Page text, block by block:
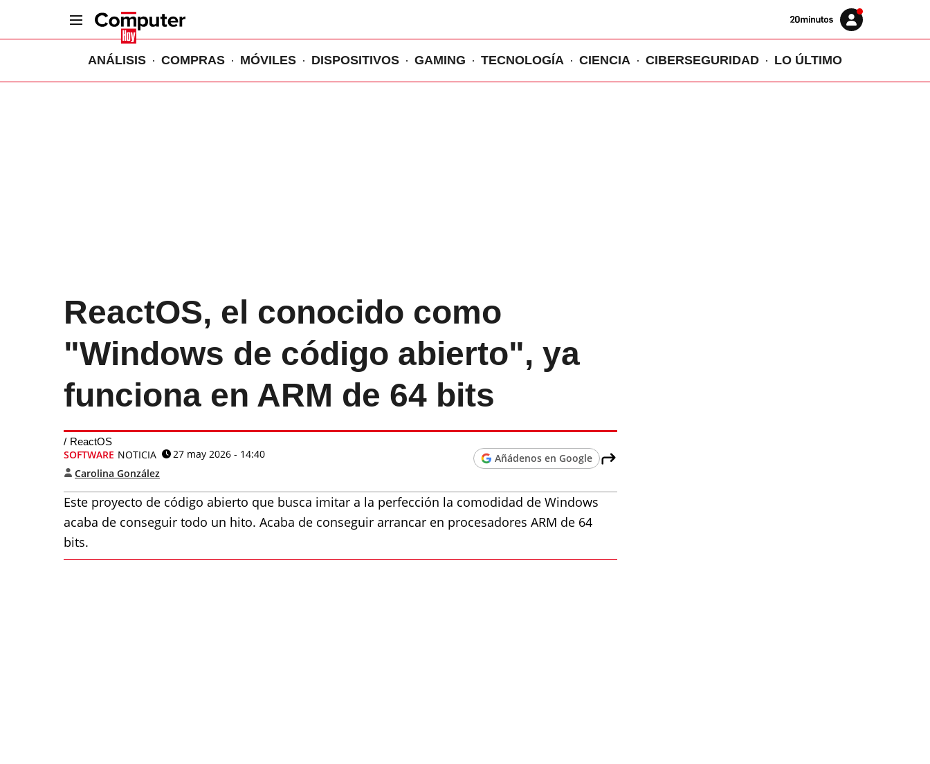
Volver
Iniciar
sesión
ANÁLISIS COMPRAS MÓVILES DISPOSITIVOS GAMING TECNOLOGÍA CIENCIA CIBERSEGURIDAD LO ÚLTIMO
ReactOS, el conocido como
"Windows de código abierto", ya
funciona en ARM de 64 bits
ReactOS
SOFTWARE NOTICIA
27 may 2026 - 14:40
Carolina González
Añádenos en Google
Este proyecto de código abierto que busca imitar a la perfección la comodidad de Windows
acaba de conseguir todo un hito. Acaba de conseguir arrancar en procesadores ARM de 64
bits.